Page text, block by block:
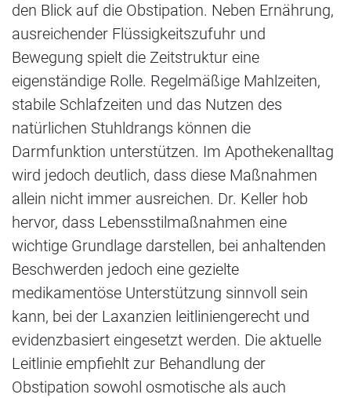
den Blick auf die Obstipation. Neben Ernährung,
ausreichender Flüssigkeitszufuhr und
Bewegung spielt die Zeitstruktur eine
eigenständige Rolle. Regelmäßige Mahlzeiten,
stabile Schlafzeiten und das Nutzen des
natürlichen Stuhldrangs können die
Darmfunktion unterstützen. Im Apothekenalltag
wird jedoch deutlich, dass diese Maßnahmen
allein nicht immer ausreichen. Dr. Keller hob
hervor, dass Lebensstilmaßnahmen eine
wichtige Grundlage darstellen, bei anhaltenden
Beschwerden jedoch eine gezielte
medikamentöse Unterstützung sinnvoll sein
kann, bei der Laxanzien leitliniengerecht und
evidenzbasiert eingesetzt werden. Die aktuelle
Leitlinie empfiehlt zur Behandlung der
Obstipation sowohl osmotische als auch